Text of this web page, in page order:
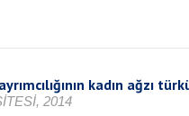
kadın ağzı
2014